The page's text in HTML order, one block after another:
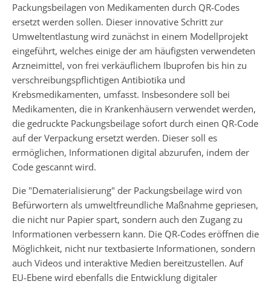
Packungsbeilagen von Medikamenten durch QR-Codes
ersetzt werden sollen. Dieser innovative Schritt zur
Umweltentlastung wird zunächst in einem Modellprojekt
eingeführt, welches einige der am häufigsten verwendeten
Arzneimittel, von frei verkäuflichem Ibuprofen bis hin zu
verschreibungspflichtigen Antibiotika und
Krebsmedikamenten, umfasst. Insbesondere soll bei
Medikamenten, die in Krankenhäusern verwendet werden,
die gedruckte Packungsbeilage sofort durch einen QR-Code
auf der Verpackung ersetzt werden. Dieser soll es
ermöglichen, Informationen digital abzurufen, indem der
Code gescannt wird.
Die "Dematerialisierung" der Packungsbeilage wird von
Befürwortern als umweltfreundliche Maßnahme gepriesen,
die nicht nur Papier spart, sondern auch den Zugang zu
Informationen verbessern kann. Die QR-Codes eröffnen die
Möglichkeit, nicht nur textbasierte Informationen, sondern
auch Videos und interaktive Medien bereitzustellen. Auf
EU-Ebene wird ebenfalls die Entwicklung digitaler